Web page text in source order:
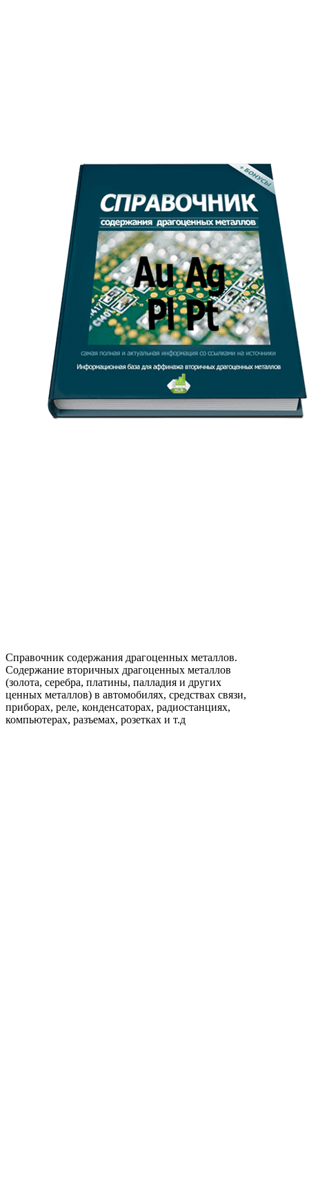
Справочник содержания драгоценных металлов.
Содержание вторичных драгоценных металлов
(золота, серебра, платины, палладия и других
ценных металлов) в автомобилях, средствах связи,
приборах, реле, конденсаторах, радиостанциях,
компьютерах, разъемах, розетках и т.д